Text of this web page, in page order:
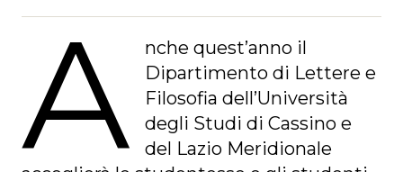
A
nche quest’anno il
Dipartimento di Lettere e
Filosofia dell’Università
degli Studi di Cassino e
del Lazio Meridionale